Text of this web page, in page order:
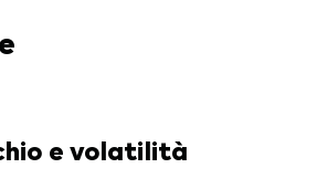
e volatilità